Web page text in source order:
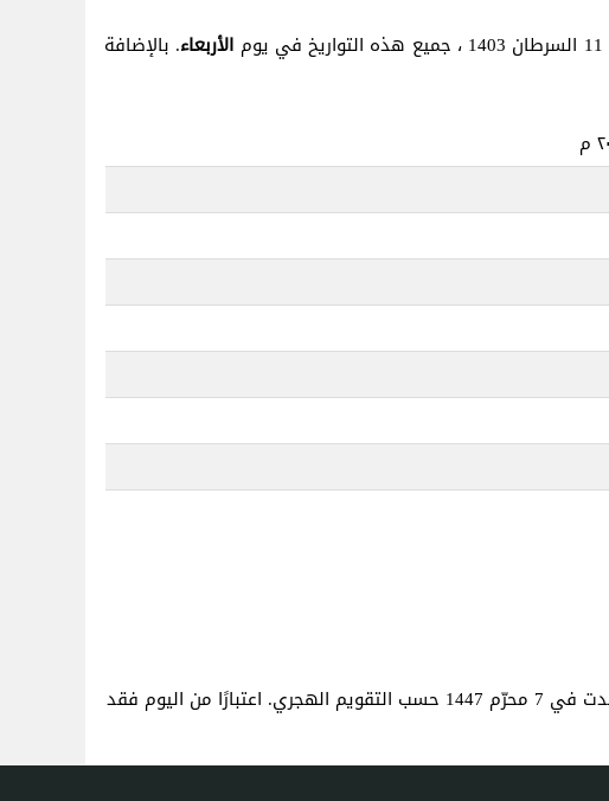
الأربعاء. بالإضافة
. هذا هو نفس العمر كما لو كنت قد ولدت في 7 محرّم 1447 حسب التقويم الهجري. اعتبارًا من اليوم فقد